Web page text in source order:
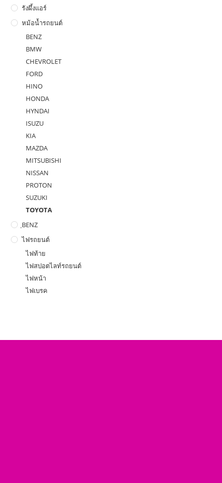
รังผึ้งแอร์
หม้อน้ำรถยนต์
BENZ
BMW
CHEVROLET
FORD
HINO
HONDA
HYNDAI
ISUZU
KIA
MAZDA
MITSUBISHI
NISSAN
PROTON
SUZUKI
TOYOTA
ฺBENZ
ไฟรถยนต์
ไฟท้าย
ไฟสปอตไลท์รถยนต์
ไฟหน้า
ไฟเบรค